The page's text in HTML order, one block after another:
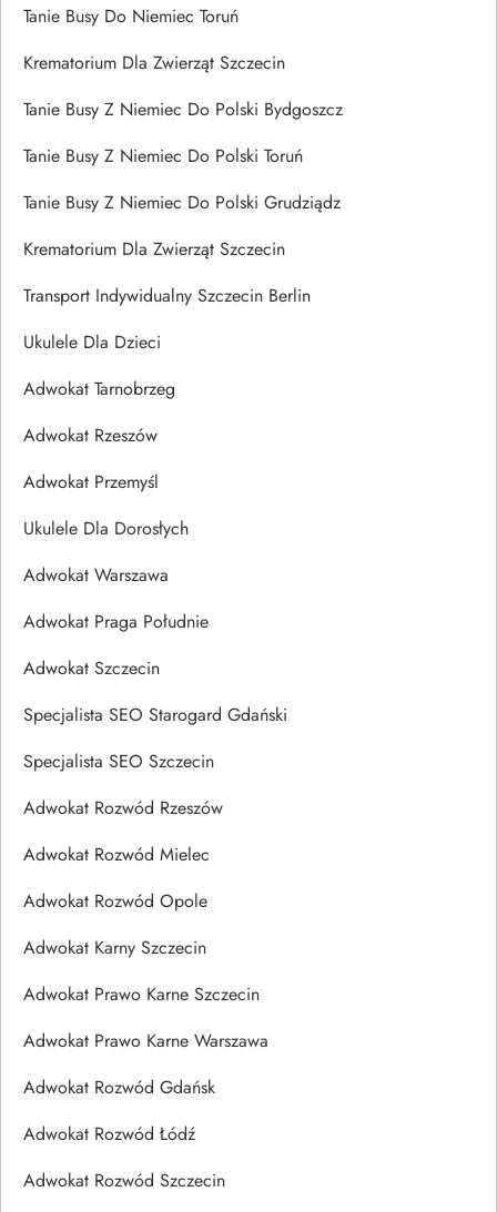
Tanie Busy Do Niemiec Toruń
Krematorium Dla Zwierząt Szczecin
Tanie Busy Z Niemiec Do Polski Bydgoszcz
Tanie Busy Z Niemiec Do Polski Toruń
Tanie Busy Z Niemiec Do Polski Grudziądz
Krematorium Dla Zwierząt Szczecin
Transport Indywidualny Szczecin Berlin
Ukulele Dla Dzieci
Adwokat Tarnobrzeg
Adwokat Rzeszów
Adwokat Przemyśl
Ukulele Dla Dorosłych
Adwokat Warszawa
Adwokat Praga Południe
Adwokat Szczecin
Specjalista SEO Starogard Gdański
Specjalista SEO Szczecin
Adwokat Rozwód Rzeszów
Adwokat Rozwód Mielec
Adwokat Rozwód Opole
Adwokat Karny Szczecin
Adwokat Prawo Karne Szczecin
Adwokat Prawo Karne Warszawa
Adwokat Rozwód Gdańsk
Adwokat Rozwód Łódź
Adwokat Rozwód Szczecin